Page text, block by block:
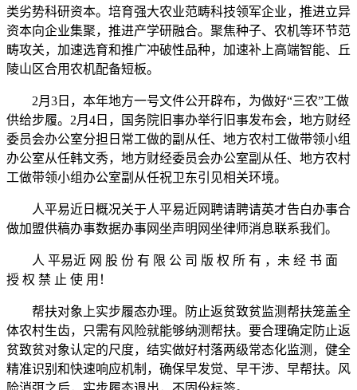
类劣势科研资本。培育强大农业范畴科技领军企业，推进立异
资本向企业集聚，推进产学研融合。聚焦种子、农机等环节范
畴攻关，加速选育和推广冲破性品种，加速补上高端智能、丘
陵山区合用农机配备短板。
2月3日，本年地方一号文件公开辟布，为做好“三农”工做
供给步履。2月4日，国务院旧事办举行旧事发布会，地方财经
委员会办公室分担日常工做的副从任、地方农村工做带领小组
办公室从任韩文秀，地方财经委员会办公室副从任、地方农村
工做带领小组办公室副从任祝卫东引见相关环境。
人平易近日概况关于人平易近网聘请聘请英才告白办事合
做加盟供稿办事数据办事网坐声明网坐律师消息联系我们。
人 平易近 网 股 份 有 限 公 司 版 权 所 有 ，未 经 书 面
授 权 禁 止 使 用！
帮扶对象上实步履态办理。防止返贫致贫监测帮扶笼盖全
体农村生齿，只需有风险就能够纳测帮扶。要合理确定防止返
贫致贫对象认定的尺度，结实做好村落两级常态化监测，健全
精准识别和快速响应机制，确保早发觉、早干涉、早帮扶。风